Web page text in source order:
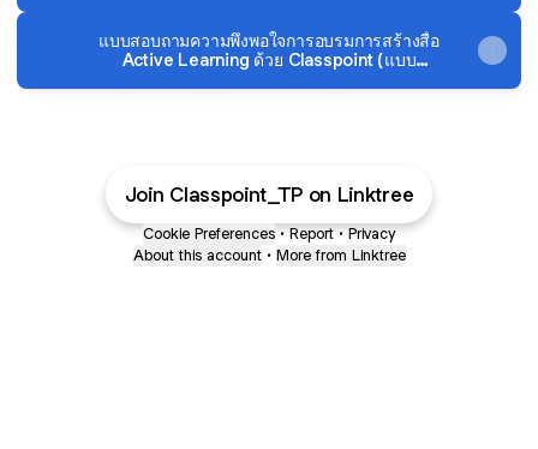
แบบสอบถามความพึงพอใจการอบรมการสร้างสื่อ
Active Learning ด้วย Classpoint (แบบ
Join Classpoint_TP on Linktree
Cookie Preferences • Report • Privacy
About this account • More from Linktree